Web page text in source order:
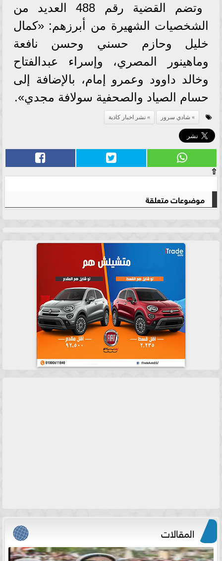
وتضم القضية رقم 488 العديد من
الشخصيات الشهيرة من أبرزهم: «كمال
خليل وحازم حسني وحسن نافعة
وماهينور المصري، وإسراء عبدالفتاح
وخالد داوود وعمرو إمام، بالإضافة إلى
حسام الصياد والصحفية سولافة مجدي».
شادي سرور نشر اخبار كاذبة
⇧
موضوعات متعلقة
المقالات